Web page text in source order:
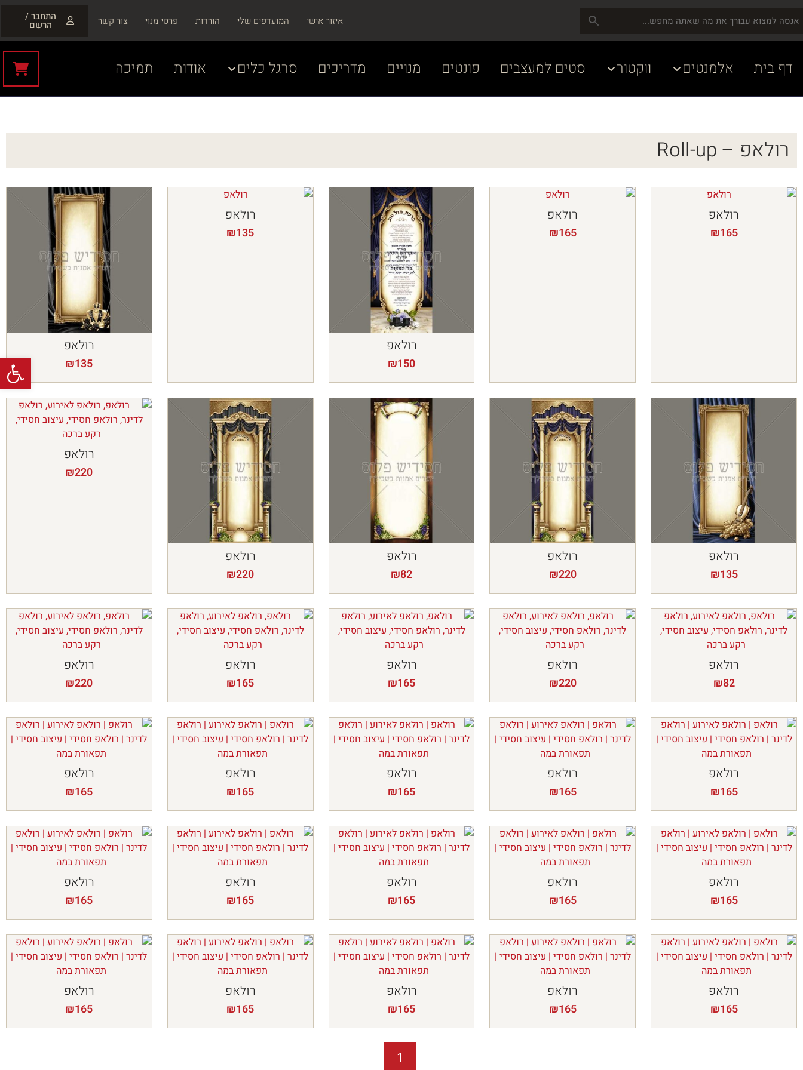
איזור אישי המועדפים שלי הורדות פרטי מנוי צור קשר התחבר /
הרשם
דף בית אלמנטים ווקטור סטים למעצבים פונטים מנויים מדריכים סרגל כלים אודות תמיכה
רולאפ – Roll-up
רולאפ
₪165
רולאפ
₪165
רולאפ
₪150
רולאפ
₪135
רולאפ
₪135
רולאפ
₪135
רולאפ
₪220
רולאפ
₪82
רולאפ
₪220
רולאפ
₪220
רולאפ
₪82
רולאפ
₪220
רולאפ
₪165
רולאפ
₪165
רולאפ
₪220
רולאפ
₪165
רולאפ
₪165
רולאפ
₪165
רולאפ
₪165
רולאפ
₪165
רולאפ
₪165
רולאפ
₪165
רולאפ
₪165
רולאפ
₪165
רולאפ
₪165
רולאפ
₪165
רולאפ
₪165
רולאפ
₪165
רולאפ
₪165
רולאפ
₪165
1